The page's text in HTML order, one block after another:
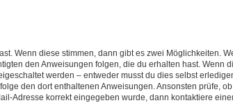
Wenn diese stimmen, dann gibt es zwei Möglichkeiten.
den Anweisungen folgen, die du erhalten hast. Wenn
werden – entweder musst du dies selbst
den dort enthaltenen Anweisungen. Ansonsten prüfe,
Adresse korrekt eingegeben wurde, dann kontaktiere